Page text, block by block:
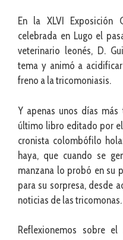
En la XLVI Exposición
celebrada en Lugo el
veterinario leonés, D.
tema y animó a
freno a la tricomoniasis.
Y apenas unos días
último libro editado por el
cronista colombófilo
haya, que cuando se
manzana lo probó en su
para su sorpresa, desde
noticias de las tricomonas.
Reflexionemos sobre